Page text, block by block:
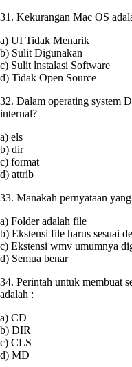
31. Kekurangan Mac OS
a) UI Tidak Menarik
b) Sulit Digunakan
c) Sulit lnstalasi Software
d) Tidak Open Source
32. Dalam operating system
internal?
a) els
b) dir
c) format
d) attrib
33. Manakah pernyataan
a) Folder adalah file
b) Ekstensi file harus sesuai
c) Ekstensi wmv umumnya
d) Semua benar
34. Perintah untuk membuat
adalah :
a) CD
b) DIR
c) CLS
d) MD